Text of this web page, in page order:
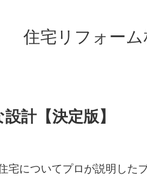
住宅リフォー
計【決定版】
宅についてプロが説明した